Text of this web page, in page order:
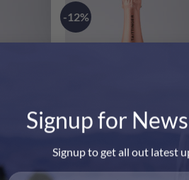
Signup for
Signup to get all out latest
-12%
+